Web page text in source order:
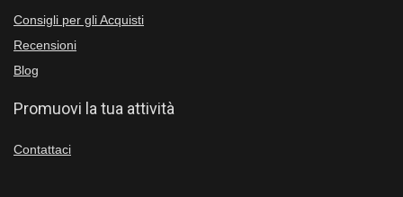
Consigli per gli Acquisti
Recensioni
Blog
Promuovi la tua attività
Contattaci